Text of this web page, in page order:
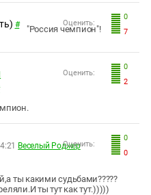
0
7
Оценить:
# "Россия чемпион"!
0
2
Оценить:
0
0
Оценить:
Веселый Роджер
ты какими судьбами?????
ты тут как тут.)))))